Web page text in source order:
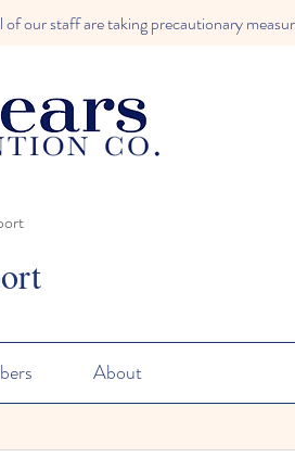
of our staff are taking precautionary
About